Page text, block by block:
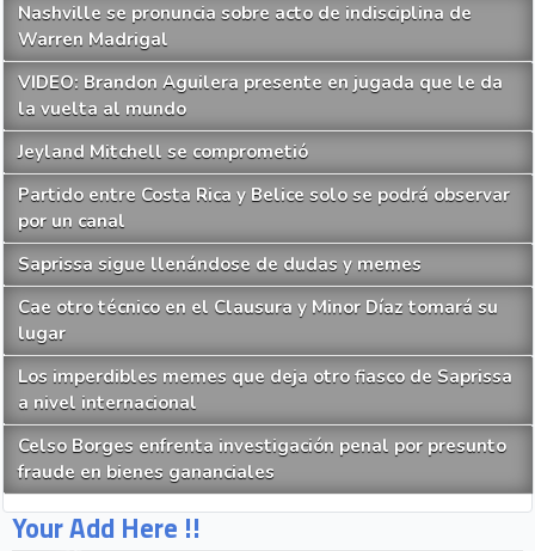
Nashville se pronuncia sobre acto de indisciplina de
Warren Madrigal
VIDEO: Brandon Aguilera presente en jugada que le da
la vuelta al mundo
Jeyland Mitchell se comprometió
Partido entre Costa Rica y Belice solo se podrá observar
por un canal
Saprissa sigue llenándose de dudas y memes
Cae otro técnico en el Clausura y Minor Díaz tomará su
lugar
Los imperdibles memes que deja otro fiasco de Saprissa
a nivel internacional
Celso Borges enfrenta investigación penal por presunto
fraude en bienes gananciales
Your Add Here !!